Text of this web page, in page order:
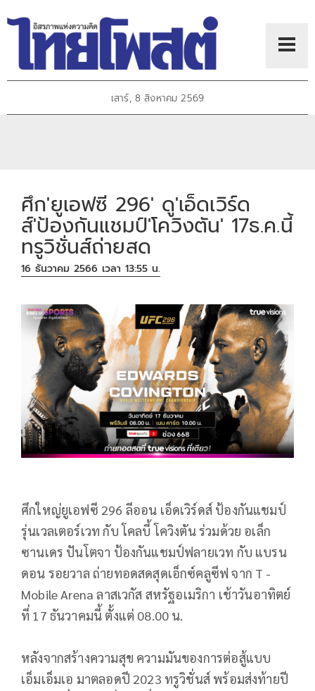
เสาร์, 8 สิงหาคม 2569
ศึก'ยูเอฟซี 296' ดู'เอ็ดเวิร์ด
ส์'ป้องกันแชมป์'โควิงตัน' 17ธ.ค.นี้
ทรูวิชั่นส์ถ่ายสด
16 ธันวาคม 2566 เวลา 13:55 น.
ศึกใหญ่ยูเอฟซี 296 ลีออน เอ็ดเวิร์ดส์ ป้องกันแชมป์
รุ่นเวลเตอร์เวท กับ โคลบี้ โควิงตัน ร่วมด้วย อเล็ก
ซานเดร ปันโตจา ป้องกันแชมป์ฟลายเวท กับ แบรน
ดอน รอยวาล ถ่ายทอดสดสุดเอ็กซ์คลูซีฟ จาก T -
Mobile Arena ลาสเวกัส สหรัฐอเมริกา เช้าวันอาทิตย์
ที่ 17 ธันวาคมนี้ ตั้งแต่ 08.00 น.
หลังจากสร้างความสุข ความมันของการต่อสู้แบบ
เอ็มเอ็มเอ มาตลอดปี 2023 ทรูวิชั่นส์ พร้อมส่งท้ายปี